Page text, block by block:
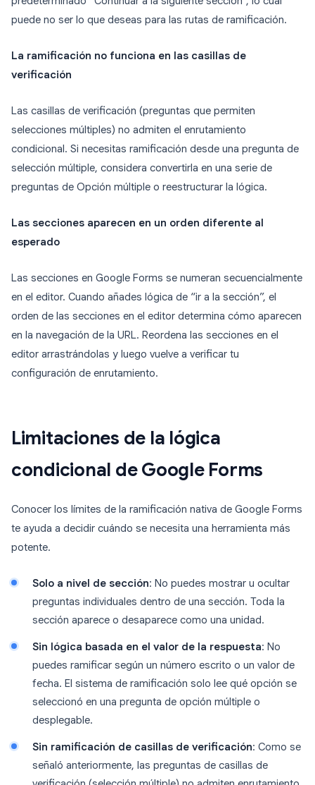
puede no ser lo que deseas para las rutas de ramificación.
La ramificación no funciona en las casillas de
verificación
Las casillas de verificación (preguntas que permiten
selecciones múltiples) no admiten el enrutamiento
condicional. Si necesitas ramificación desde una pregunta de
selección múltiple, considera convertirla en una serie de
preguntas de Opción múltiple o reestructurar la lógica.
Las secciones aparecen en un orden diferente al
esperado
Las secciones en Google Forms se numeran secuencialmente
en el editor. Cuando añades lógica de “ir a la sección”, el
orden de las secciones en el editor determina cómo aparecen
en la navegación de la URL. Reordena las secciones en el
editor arrastrándolas y luego vuelve a verificar tu
configuración de enrutamiento.
Limitaciones de la lógica
condicional de Google Forms
Conocer los límites de la ramificación nativa de Google Forms
te ayuda a decidir cuándo se necesita una herramienta más
potente.
Solo a nivel de sección: No puedes mostrar u ocultar
preguntas individuales dentro de una sección. Toda la
sección aparece o desaparece como una unidad.
Sin lógica basada en el valor de la respuesta: No
puedes ramificar según un número escrito o un valor de
fecha. El sistema de ramificación solo lee qué opción se
seleccionó en una pregunta de opción múltiple o
desplegable.
Sin ramificación de casillas de verificación: Como se
señaló anteriormente, las preguntas de casillas de